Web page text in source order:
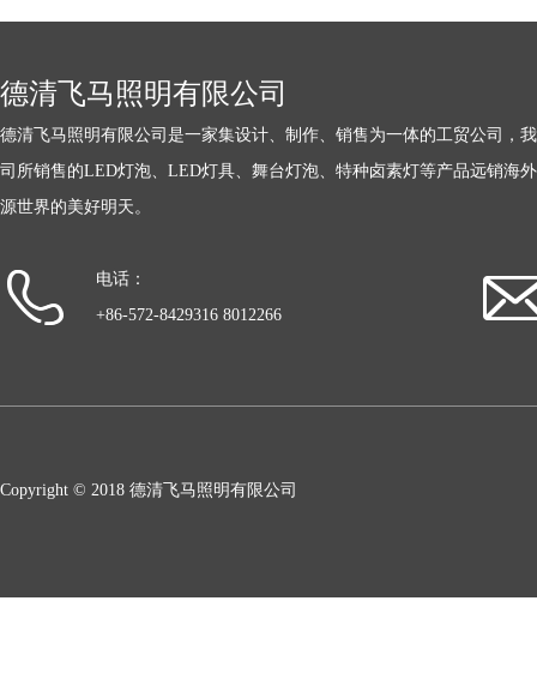
德清飞马照明有限公司
德清飞马照明有限公司是一家集设计、制作、销售为一体的工贸公司，
司所销售的LED灯泡、LED灯具、舞台灯泡、特种卤素灯等产品远销海
源世界的美好明天。
电话：
+86-572-8429316 8012266
Copyright © 2018 德清飞马照明有限公司